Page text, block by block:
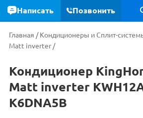
Главная /Кондиционеры и Сплит-
Matt inverter /
Кондиционер
Matt inverter
K6DNA5B
Написать Позвонить